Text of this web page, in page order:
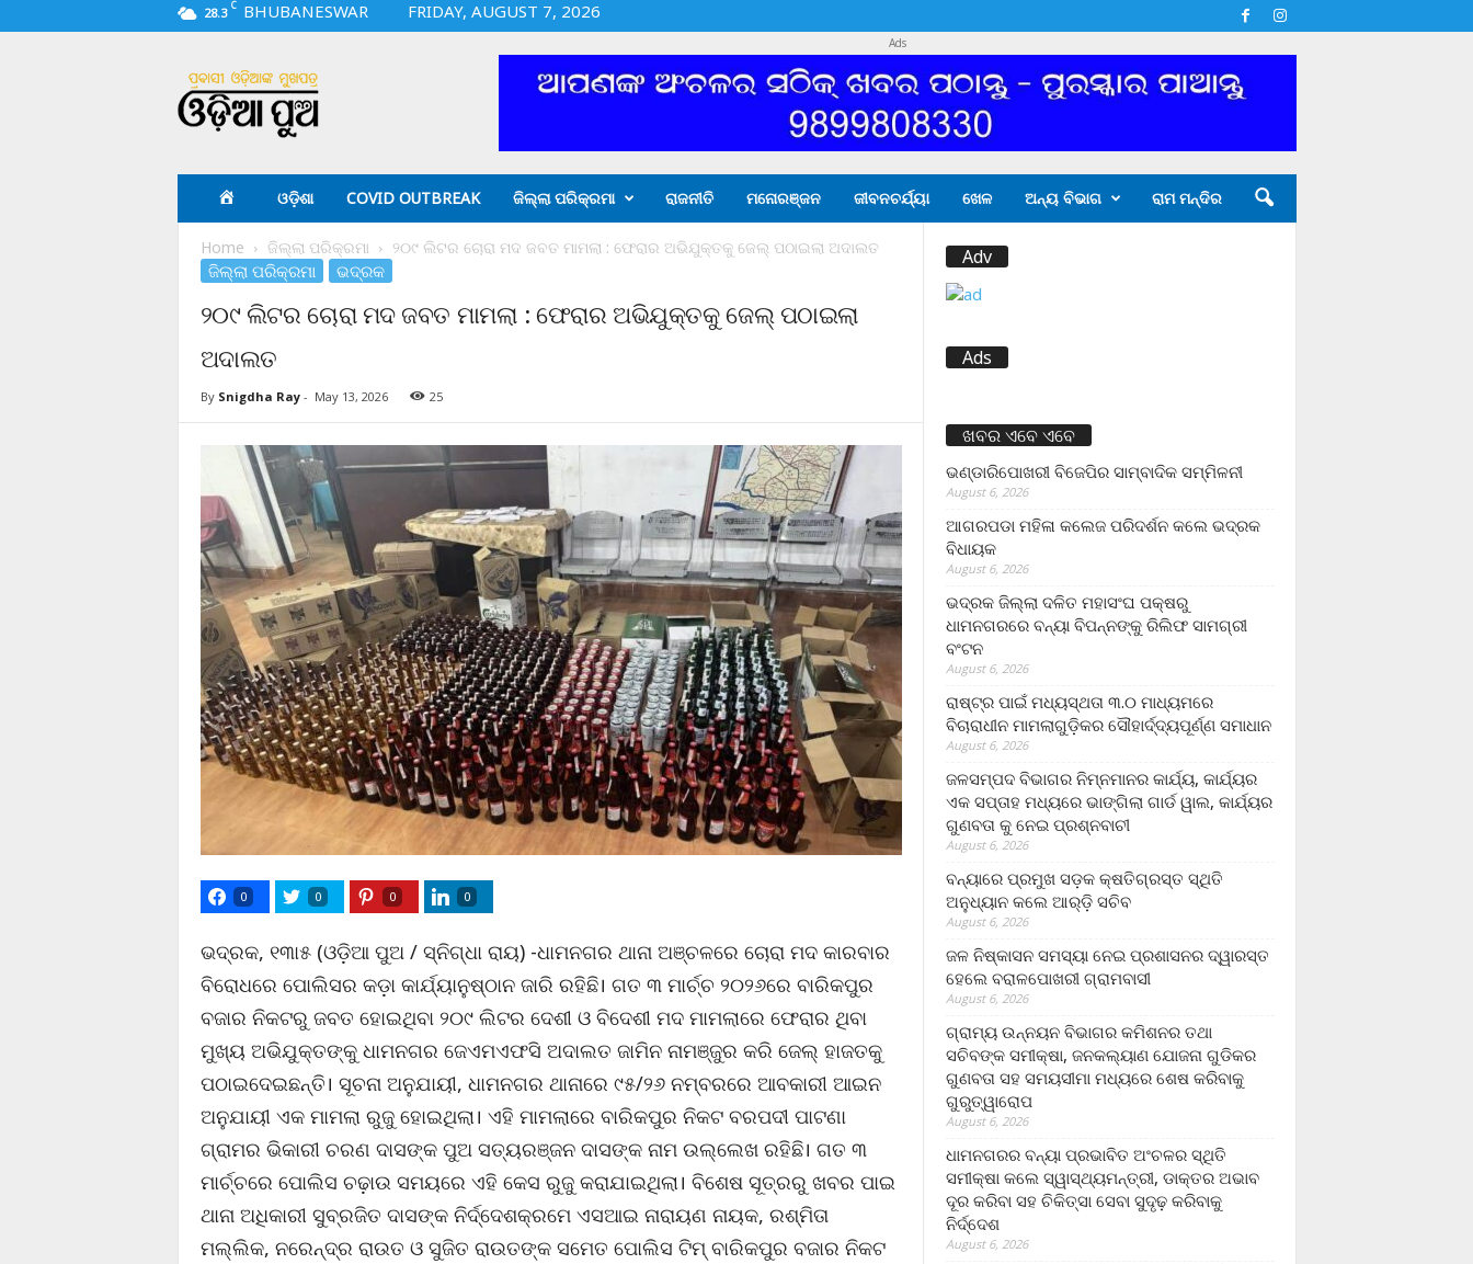
28.3 C BHUBANESWAR
FRIDAY, AUGUST 7, 2026
i
a
Ads
ଓଡ଼ିଶା COVID OUTBREAK ଜିଲ୍ଲା ପରିକ୍ରମା ରାଜନୀତି ମନୋରଞ୍ଜନ ଜୀବନଚର୍ଯ୍ୟା ଖେଳ ଅନ୍ୟ ବିଭାଗ ରାମ ମନ୍ଦିର
Home ଜିଲ୍ଲା ପରିକ୍ରମା ୨୦୯ ଲିଟର ଚୋରା ମଦ ଜବତ ମାମଲା : ଫେରାର ଅଭିଯୁକ୍ତକୁ ଜେଲ୍ ପଠାଇଲା ଅଦାଲତ
ଜିଲ୍ଲା ପରିକ୍ରମା ଭଦ୍ରକ
୨୦୯ ଲିଟର ଚୋରା ମଦ ଜବତ ମାମଲା : ଫେରାର ଅଭିଯୁକ୍ତକୁ ଜେଲ୍ ପଠାଇଲା
ଅଦାଲତ
By Snigdha Ray- May 13, 2026 25
0 0 0 0
ଭଦ୍ରକ, ୧୩ା୫ (ଓଡ଼ିଆ ପୁଅ / ସ୍ନିଗ୍ଧା ରାୟ) -ଧାମନଗର ଥାନା ଅଞ୍ଚଳରେ ଚୋରା ମଦ କାରବାର
ବିରୋଧରେ ପୋଲିସର କଡ଼ା କାର୍ଯ୍ୟାନୁଷ୍ଠାନ ଜାରି ରହିଛି। ଗତ ୩ ମାର୍ଚ୍ଚ ୨୦୨୬ରେ ବାରିକପୁର
ବଜାର ନିକଟରୁ ଜବତ ହୋଇଥିବା ୨୦୯ ଲିଟର ଦେଶୀ ଓ ବିଦେଶୀ ମଦ ମାମଲାରେ ଫେରାର ଥିବା
ମୁଖ୍ୟ ଅଭିଯୁକ୍ତଙ୍କୁ ଧାମନଗର ଜେଏମଏଫସି ଅଦାଲତ ଜାମିନ ନାମଞ୍ଜୁର କରି ଜେଲ୍ ହାଜତକୁ
ପଠାଇଦେଇଛନ୍ତି। ସୂଚନା ଅନୁଯାୟୀ, ଧାମନଗର ଥାନାରେ ୯୫/୨୬ ନମ୍ବରରେ ଆବକାରୀ ଆଇନ
ଅନୁଯାୟୀ ଏକ ମାମଲା ରୁଜୁ ହୋଇଥିଲା। ଏହି ମାମଲାରେ ବାରିକପୁର ନିକଟ ବରପଦୀ ପାଟଣା
ଗ୍ରାମର ଭିକାରୀ ଚରଣ ଦାସଙ୍କ ପୁଅ ସତ୍ୟରଞ୍ଜନ ଦାସଙ୍କ ନାମ ଉଲ୍ଲେଖ ରହିଛି। ଗତ ୩
ମାର୍ଚ୍ଚରେ ପୋଲିସ ଚଢ଼ାଉ ସମୟରେ ଏହି କେସ ରୁଜୁ କରାଯାଇଥିଲା। ବିଶେଷ ସୂତ୍ରରୁ ଖବର ପାଇ
ଥାନା ଅଧିକାରୀ ସୁବ୍ରଜିତ ଦାସଙ୍କ ନିର୍ଦ୍ଦେଶକ୍ରମେ ଏସଆଇ ନାରାୟଣ ନାୟକ, ରଶ୍ମିତା
ମଲ୍ଲିକ, ନରେନ୍ଦ୍ର ରାଉତ ଓ ସୁଜିତ ରାଉତଙ୍କ ସମେତ ପୋଲିସ ଟିମ୍ ବାରିକପୁର ବଜାର ନିକଟ
Adv
Ads
ଖବର ଏବେ ଏବେ
ଭଣ୍ଡାରିପୋଖରୀ ବିଜେପିର ସାମ୍ବାଦିକ ସମ୍ମିଳନୀ
August 6, 2026
ଆଗରପଡା ମହିଳା କଲେଜ ପରିଦର୍ଶନ କଲେ ଭଦ୍ରକ
ବିଧାୟକ
August 6, 2026
ଭଦ୍ରକ ଜିଲ୍ଲା ଦଳିତ ମହାସଂଘ ପକ୍ଷରୁ
ଧାମନଗରରେ ବନ୍ୟା ବିପନ୍ନଙ୍କୁ ରିଲିଫ ସାମଗ୍ରୀ
ବଂଟନ
August 6, 2026
ରାଷ୍ଟ୍ର ପାଇଁ ମଧ୍ୟସ୍ଥତା ୩.୦ ମାଧ୍ୟମରେ
ବିଚାରାଧୀନ ମାମଲାଗୁଡ଼ିକର ସୌହାର୍ଦ୍ଦ୍ୟପୂର୍ଣ୍ଣ ସମାଧାନ
August 6, 2026
ଜଳସମ୍ପଦ ବିଭାଗର ନିମ୍ନମାନର କାର୍ଯ୍ୟ, କାର୍ଯ୍ୟର
ଏକ ସପ୍ତାହ ମଧ୍ୟରେ ଭାଙ୍ଗିଲା ଗାର୍ଡ ୱାଲ, କାର୍ଯ୍ୟର
ଗୁଣବତା କୁ ନେଇ ପ୍ରଶ୍ନବାଚୀ
August 6, 2026
ବନ୍ୟାରେ ପ୍ରମୁଖ ସଡ଼କ କ୍ଷତିଗ୍ରସ୍ତ ସ୍ଥିତି
ଅନୁଧ୍ୟାନ କଲେ ଆର୍‌ଡ଼ି ସଚିବ
August 6, 2026
ଜଳ ନିଷ୍କାସନ ସମସ୍ୟା ନେଇ ପ୍ରଶାସନର ଦ୍ୱାରସ୍ତ
ହେଲେ ବରାଳପୋଖରୀ ଗ୍ରାମବାସୀ
August 6, 2026
ଗ୍ରାମ୍ୟ ଉନ୍ନୟନ ବିଭାଗର କମିଶନର ତଥା
ସଚିବଙ୍କ ସମୀକ୍ଷା, ଜନକଲ୍ୟାଣ ଯୋଜନା ଗୁଡିକର
ଗୁଣବତା ସହ ସମୟସୀମା ମଧ୍ୟରେ ଶେଷ କରିବାକୁ
ଗୁରୁତ୍ୱାରୋପ
August 6, 2026
ଧାମନଗରର ବନ୍ୟା ପ୍ରଭାବିତ ଅଂଚଳର ସ୍ଥିତି
ସମୀକ୍ଷା କଲେ ସ୍ୱାସ୍ଥ୍ୟମନ୍ତ୍ରୀ, ଡାକ୍ତର ଅଭାବ
ଦୂର କରିବା ସହ ଚିକିତ୍ସା ସେବା ସୁଦୃଢ଼ କରିବାକୁ
ନିର୍ଦ୍ଦେଶ
August 6, 2026